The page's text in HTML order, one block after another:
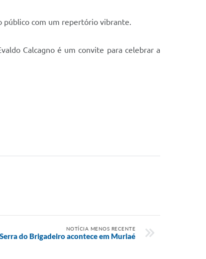
público com um repertório vibrante.
Calcagno é um convite para celebrar a
NOTÍCIA MENOS RECENTE
do Brigadeiro acontece em Muriaé